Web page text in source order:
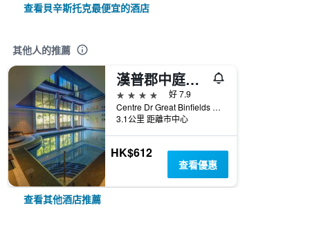
查看貝辛斯托克最便宜的酒店
其他人的推薦
漢普郡中庭酒店 - Q 酒店 - 貝辛斯托克
4星級
好 7.9
Centre Dr Great Binfields Rd, 貝辛斯托克, 英國
3.1公里 距離市中心
HK$612
查看優惠
查看其他酒店推薦